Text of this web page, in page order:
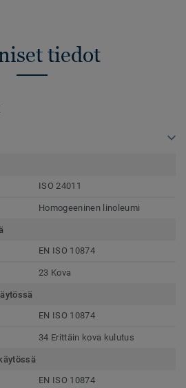
tiedot
ISO 24011
Homogeeninen linoleumi
EN ISO 10874
23 Kova
EN ISO 10874
34 Erittäin kova kulutus
EN ISO 10874